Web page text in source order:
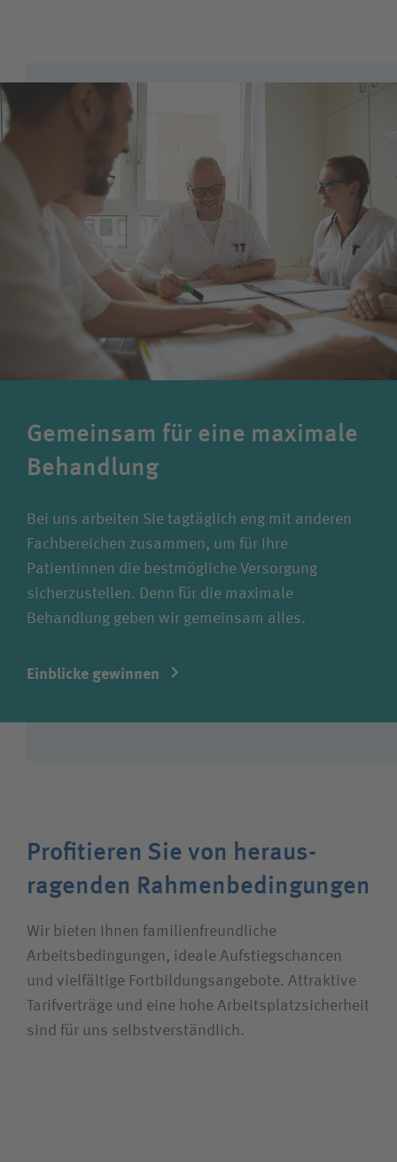
Gemeinsam für eine maximale
Behandlung
Bei uns arbeiten Sie tagtäglich eng mit anderen
Fachbereichen zusammen, um für Ihre
Patientinnen die bestmögliche Versorgung
sicherzustellen. Denn für die maximale
Behandlung geben wir gemeinsam alles.
Einblicke gewinnen
Profitieren Sie von heraus­
ragenden Rahmen­bedingungen
Wir bieten Ihnen familienfreundliche
Arbeitsbedingungen, ideale Aufstiegschancen
und vielfältige Fortbildungsangebote. Attraktive
Tarifverträge und eine hohe Arbeitsplatzsicherheit
sind für uns selbstverständlich.